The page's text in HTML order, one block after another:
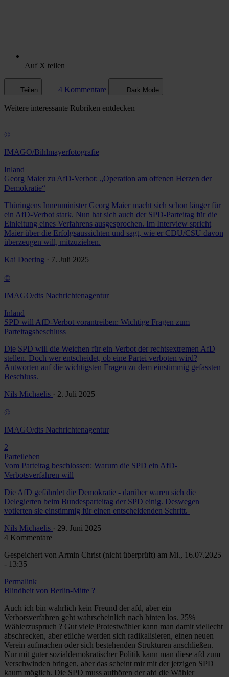
Auf X teilen
Teilen 4 Kommentare Dark Mode
Weitere interessante Rubriken entdecken
©
IMAGO/Bihlmayerfotografie
Inland
Georg Maier zu AfD-Verbot: „Operation am offenen Herzen der
Demokratie“
Thüringens Innenminister Georg Maier macht sich schon länger für
ein AfD-Verbot stark. Nun hat sich auch der SPD-Parteitag für die
Einleitung eines Verfahrens ausgesprochen. Im Interview spricht
Maier über die Erfolgsaussichten und sagt, wie er CDU/CSU davon
überzeugen will, mitzuziehen.
Kai Doering · 7. Juli 2025
©
IMAGO/dts Nachrichtenagentur
Inland
SPD will AfD-Verbot vorantreiben: Wichtige Fragen zum
Parteitagsbeschluss
Die SPD will die Weichen für ein Verbot der rechtsextremen AfD
stellen. Doch wer entscheidet, ob eine Partei verboten wird?
Antworten auf die wichtigsten Fragen zu dem einstimmig gefassten
Beschluss.
Nils Michaelis · 2. Juli 2025
©
IMAGO/dts Nachrichtenagentur
2
Parteileben
Vom Parteitag beschlossen: Warum die SPD ein AfD-
Verbotsverfahren will
Die AfD gefährdet die Demokratie - darüber waren sich die
Delegierten beim Bundesparteitag der SPD einig. Deswegen
votierten sie einstimmig für einen entscheidenden Schritt.
Nils Michaelis · 29. Juni 2025
4 Kommentare
Gespeichert von Armin Christ (nicht überprüft) am Mi., 16.07.2025
- 13:35
Permalink
Blindheit von Berlin-Mitte ?
Auch ich bin wahrlich kein Freund der afd, aber ein
Verbotsverfahren geht wahrscheinlich nach hinten los. 25%
Wählerzuspruch ? Gut viele Protestwähler kann man damit viellecht
abschrecken, aber etliche werden sich radikalisieren, einen neuen
Verein aufmachen oder sich bestehenden Strukturen anschließen.
Nur mit guter sozialdemokratischer Politik kann man diese afd zum
Verschwinden bringen, aber das scheint mir mit der jetzigen SPD
kaum möglich. Die SPD muss aufhören der afd die Wähler